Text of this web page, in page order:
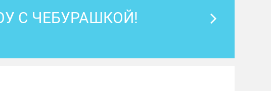
С ЧЕБУРАШКОЙ!